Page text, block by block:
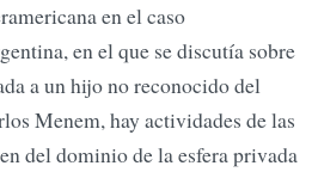
en el caso
en el que se discutía sobre
a un hijo no reconocido del
Menem, hay actividades de las
del dominio de la esfera privada